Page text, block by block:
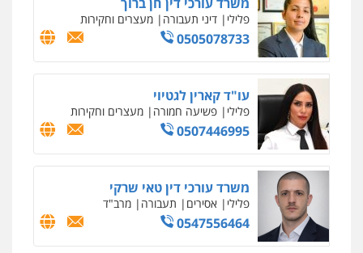
פלילי פשע חמור תעבורה צבא מעצרים
וחקירות
0542255161
גל דהן – משרד עורך דין פלילי
פלילי פשיעה חמורה סמים מעצרים
וחקירות
0544723840
עו"ד ראוף נג'אר
פלילי עורכי דין לענייני אסירים מעצרים
סמים רכוש
0548009246